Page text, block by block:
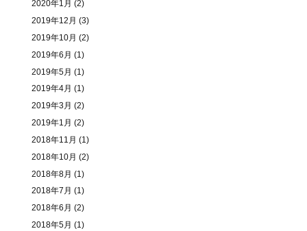
2020年1月 (2)
2019年12月 (3)
2019年10月 (2)
2019年6月 (1)
2019年5月 (1)
2019年4月 (1)
2019年3月 (2)
2019年1月 (2)
2018年11月 (1)
2018年10月 (2)
2018年8月 (1)
2018年7月 (1)
2018年6月 (2)
2018年5月 (1)